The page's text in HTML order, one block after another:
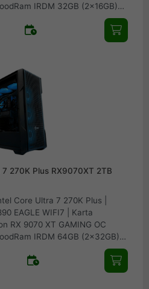
IRDM 32GB (2x16GB)
Patriot SSD Viper VP4300
| Obudowa: ZENPC Apex
FOCUS GX-850 v4 ATX 3.1
270K Plus RX9070XT 2TB
Core Ultra 7 270K Plus |
EAGLE WIFI7 | Karta
RX 9070 XT GAMING OC
SSD Viper VP4300 Lite 2TB
Apex TG ARGB |
GX-850 v4 ATX 3.1 PCIe 5.1